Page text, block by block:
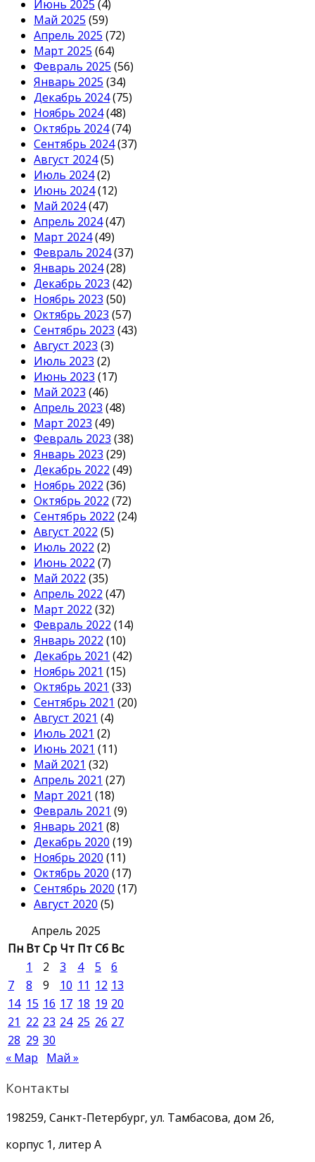
Июнь 2025 (4)
Май 2025 (59)
Апрель 2025 (72)
Март 2025 (64)
Февраль 2025 (56)
Январь 2025 (34)
Декабрь 2024(75)
Ноябрь 2024(48)
Октябрь 2024(74)
Сентябрь 2024(37)
Август 2024(5)
Июль 2024(2)
Июнь 2024(12)
Май 2024(47)
Апрель 2024(47)
Март 2024(49)
Февраль 2024(37)
Январь 2024(28)
Декабрь 2023 (42)
Ноябрь 2023 (50)
Октябрь 2023 (57)
Сентябрь 2023 (43)
Август 2023 (3)
Июль 2023 (2)
Июнь 2023 (17)
Май 2023 (46)
Апрель 2023 (48)
Март 2023 (49)
Февраль 2023 (38)
Январь 2023 (29)
Декабрь 2022 (49)
Ноябрь 2022 (36)
Октябрь 2022 (72)
Сентябрь 2022 (24)
Август 2022 (5)
Июль 2022 (2)
Июнь 2022 (7)
Май 2022 (35)
Апрель 2022 (47)
Март 2022 (32)
Февраль 2022 (14)
Январь 2022 (10)
Декабрь 2021 (42)
Ноябрь 2021 (15)
Октябрь 2021 (33)
Сентябрь 2021 (20)
Август 2021 (4)
Июль 2021 (2)
Июнь 2021 (11)
Май 2021 (32)
Апрель 2021 (27)
Март 2021 (18)
Февраль 2021 (9)
Январь 2021 (8)
Декабрь 2020 (19)
Ноябрь 2020 (11)
Октябрь 2020 (17)
Сентябрь 2020 (17)
Август 2020 (5)
Апрель 2025
Пн ВтСр Чт ПтСб Вс
1
2 3 4 5
6
7
8 9 10 11 12 13
14 15 16 17 18 19 20
21 22 23 24 25 26 27
28 29 30
« Мар
Май »
Контакты
198259, Санкт-Петербург, ул. Тамбасова, дом 26,
корпус 1, литер А